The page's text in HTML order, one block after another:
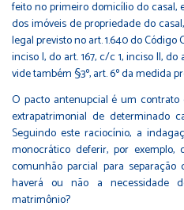
feito no primeiro domicílio do casal,
dos imóveis de propriedade do
legal previsto no art. 1.640 do Código
inciso I, do art. 167, c/c 1, inciso II, do
vide também §3º, art. 6º da medida
O pacto antenupcial é um
extrapatrimonial de determinado
Seguindo este raciocínio, a
monocrático deferir, por
comunhão parcial para separação
haverá ou não a necessidade
matrimônio?